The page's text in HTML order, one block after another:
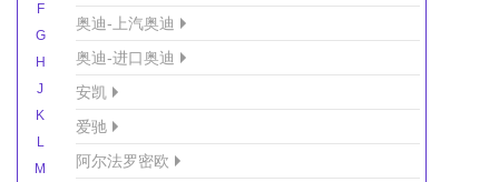
F
G
H
J
K
L
M
奥迪-上汽奥迪
奥迪-进口奥迪
安凯
爱驰
阿尔法罗密欧